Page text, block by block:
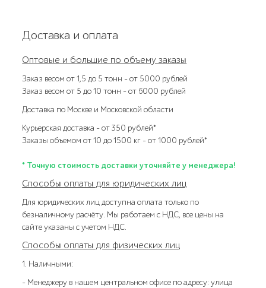
Доставка и оплата
Оптовые и большие по объему заказы
Заказ весом от 1,5 до 5 тонн – от 5000 рублей
Заказ весом от 5 до 10 тонн – от 6000 рублей
Доставка по Москве и Московской области
Курьерская доставка – от 350 рублей*
Заказы объемом от 10 до 1500 кг – от 1000 рублей*
* Точную стоимость доставки уточняйте у менеджера!
Способы оплаты для юридических лиц
Для юридических лиц доступна оплата только по
безналичному расчёту. Мы работаем с НДС, все цены на
сайте указаны с учетом НДС.
Способы оплаты для физических лиц
1. Наличными:
- Менеджеру в нашем центральном офисе по адресу: улица